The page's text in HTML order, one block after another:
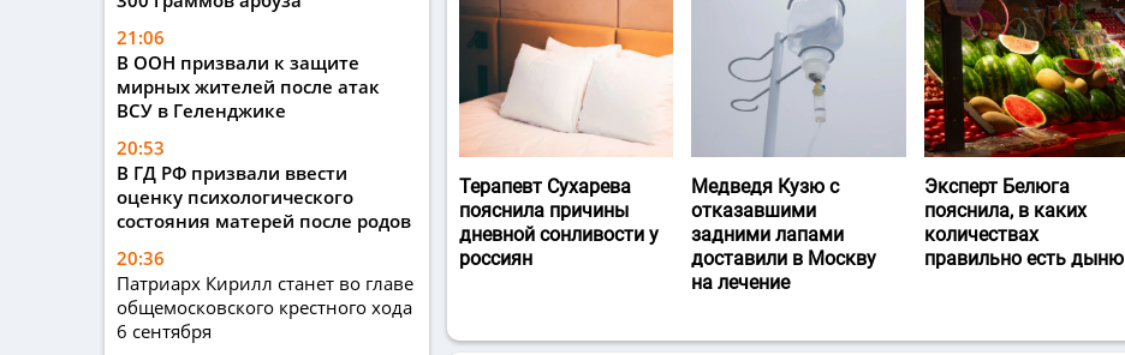
21:06
В ООН призвали к защите
мирных жителей после атак
ВСУ в Геленджике
20:53
В ГД РФ призвали ввести
оценку психологического
состояния матерей после родов
20:36
Патриарх Кирилл станет во главе
общемосковского крестного хода
6 сентября
Терапевт Сухарева
пояснила причины
дневной сонливости у
россиян
Медведя Кузю с
отказавшими
задними лапами
доставили в Москву
на лечение
Эксперт Белюга
пояснила, в каких
количествах
правильно есть дыню